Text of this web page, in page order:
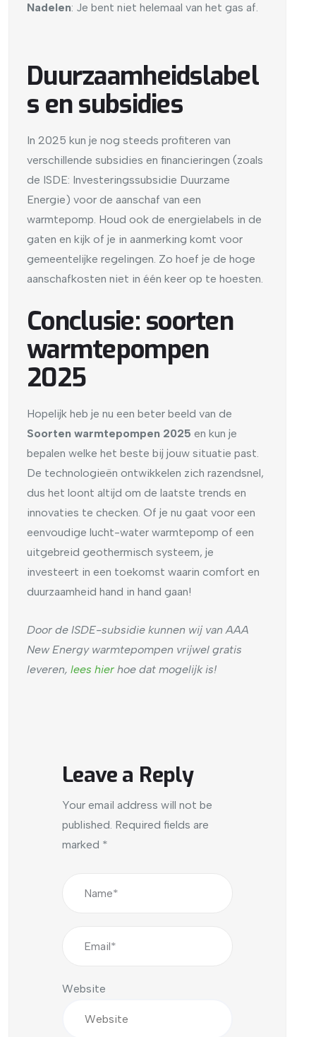
Nadelen: Je bent niet helemaal van het gas af.
Duurzaamheidslabel
s en subsidies
In 2025 kun je nog steeds profiteren van
verschillende subsidies en financieringen (zoals
de ISDE: Investeringssubsidie Duurzame
Energie) voor de aanschaf van een
warmtepomp. Houd ook de energielabels in de
gaten en kijk of je in aanmerking komt voor
gemeentelijke regelingen. Zo hoef je de hoge
aanschafkosten niet in één keer op te hoesten.
Conclusie: soorten
warmtepompen
2025
Hopelijk heb je nu een beter beeld van de
Soorten warmtepompen 2025 en kun je
bepalen welke het beste bij jouw situatie past.
De technologieën ontwikkelen zich razendsnel,
dus het loont altijd om de laatste trends en
innovaties te checken. Of je nu gaat voor een
eenvoudige lucht-water warmtepomp of een
uitgebreid geothermisch systeem, je
investeert in een toekomst waarin comfort en
duurzaamheid hand in hand gaan!
Door de ISDE-subsidie kunnen wij van AAA
New Energy warmtepompen vrijwel gratis
leveren, lees hier hoe dat mogelijk is!
Leave a Reply
Your email address will not be
published. Required fields are
marked *
Website